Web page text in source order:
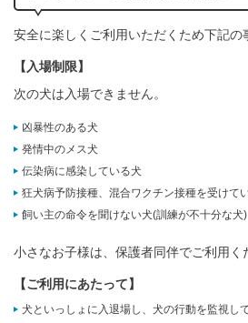
安全に楽しくご利用いただくため下記の
【入場制限】
次の犬は入場できません。
凶暴性のある犬
発情中のメス犬
伝染病に感染している犬
狂犬病予防接種、混合ワクチン接種を受けて
飼い主の命令を聞けない犬(訓練が不十分な犬)
小さなお子様は、保護者同伴でご利用く
【ご利用にあたって】
犬といっしょに入退場し、犬の行動を監視し